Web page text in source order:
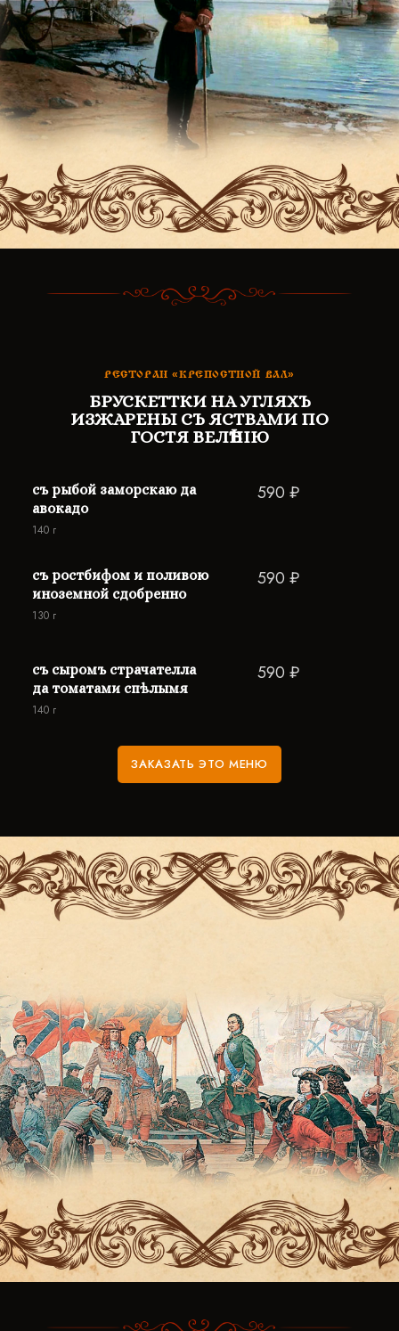
РЕСТОРАН «КРЕПОСТНОЙ ВАЛ»
БРУСКЕТТКИ НА УГЛЯХЪ
ИЗЖАРЕНЫ СЪ ЯСТВАМИ ПО
ГОСТЯ ВЕЛѢНІЮ
съ рыбой заморскаю да
авокадо
590 ₽
140 г
съ ростбифом и поливою
иноземной сдобренно
590 ₽
130 г
съ сыромъ страчателла
да томатами спѣлымя
590 ₽
140 г
ЗАКАЗАТЬ ЭТО МЕНЮ